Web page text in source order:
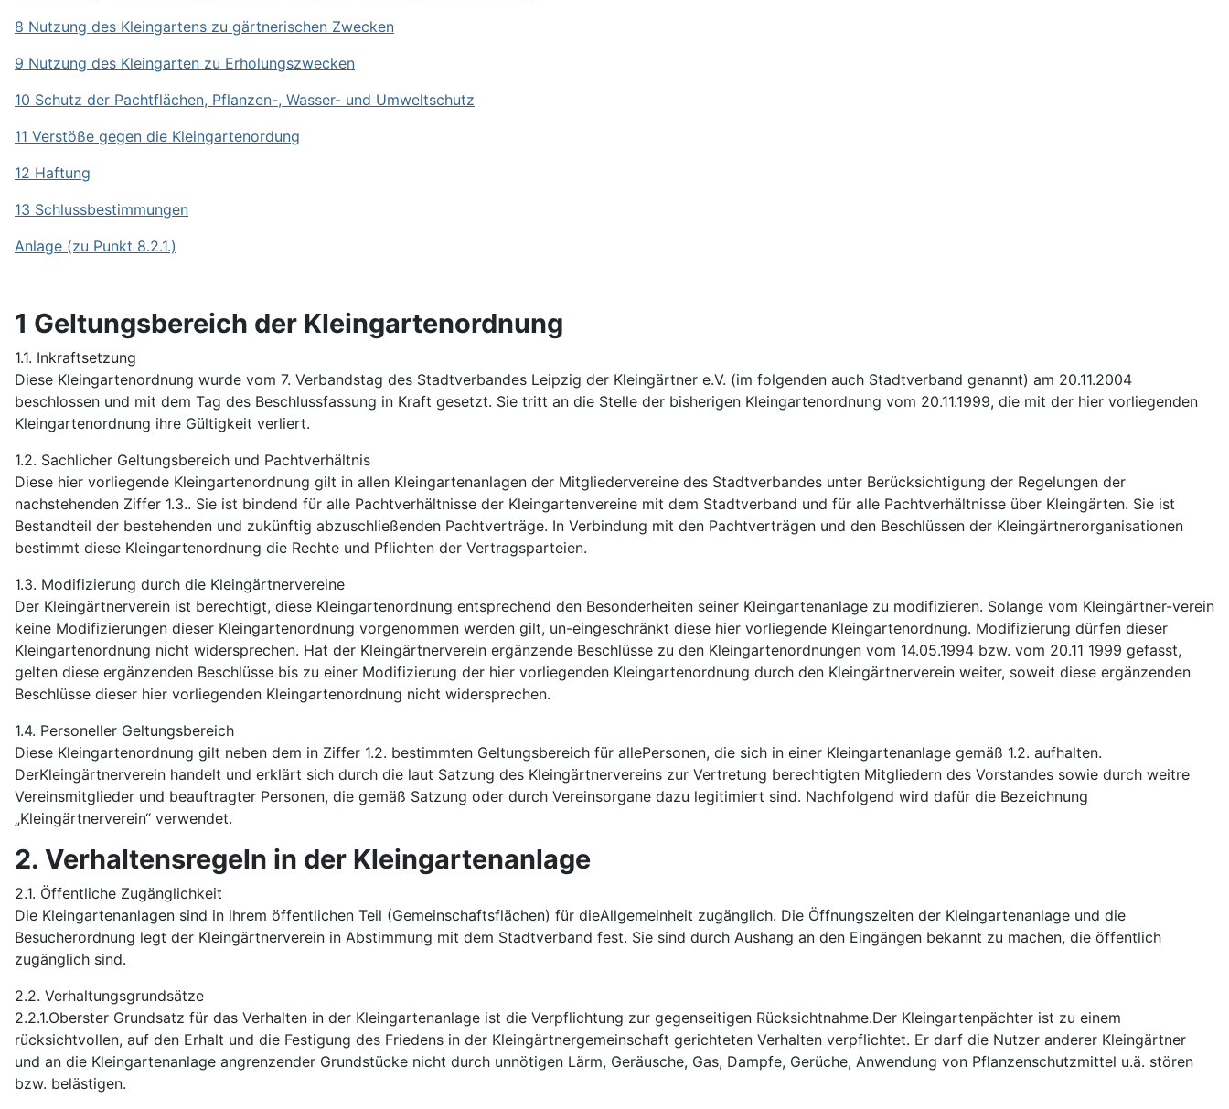
8 Nutzung des Kleingartens zu gärtnerischen Zwecken
9 Nutzung des Kleingarten zu Erholungszwecken
10 Schutz der Pachtflächen, Pflanzen-, Wasser- und Umweltschutz
11 Verstöße gegen die Kleingartenordung
12 Haftung
13 Schlussbestimmungen
Anlage (zu Punkt 8.2.1.)
1 Geltungsbereich der Kleingartenordnung
1.1. Inkraftsetzung
Diese Kleingartenordnung wurde vom 7. Verbandstag des Stadtverbandes Leipzig der Kleingärtner e.V. (im folgenden auch Stadtverband genannt) am 20.11.2004
beschlossen und mit dem Tag des Beschlussfassung in Kraft gesetzt. Sie tritt an die Stelle der bisherigen Kleingartenordnung vom 20.11.1999, die mit der hier vorliegenden
Kleingartenordnung ihre Gültigkeit verliert.
1.2. Sachlicher Geltungsbereich und Pachtverhältnis
Diese hier vorliegende Kleingartenordnung gilt in allen Kleingartenanlagen der Mitgliedervereine des Stadtverbandes unter Berücksichtigung der Regelungen der
nachstehenden Ziffer 1.3.. Sie ist bindend für alle Pachtverhältnisse der Kleingartenvereine mit dem Stadtverband und für alle Pachtverhältnisse über Kleingärten. Sie ist
Bestandteil der bestehenden und zukünftig abzuschließenden Pachtverträge. In Verbindung mit den Pachtverträgen und den Beschlüssen der Kleingärtnerorganisationen
bestimmt diese Kleingartenordnung die Rechte und Pflichten der Vertragsparteien.
1.3. Modifizierung durch die Kleingärtnervereine
Der Kleingärtnerverein ist berechtigt, diese Kleingartenordnung entsprechend den Besonderheiten seiner Kleingartenanlage zu modifizieren. Solange vom Kleingärtner-verein
keine Modifizierungen dieser Kleingartenordnung vorgenommen werden gilt, un-eingeschränkt diese hier vorliegende Kleingartenordnung. Modifizierung dürfen dieser
Kleingartenordnung nicht widersprechen. Hat der Kleingärtnerverein ergänzende Beschlüsse zu den Kleingartenordnungen vom 14.05.1994 bzw. vom 20.11 1999 gefasst,
gelten diese ergänzenden Beschlüsse bis zu einer Modifizierung der hier vorliegenden Kleingartenordnung durch den Kleingärtnerverein weiter, soweit diese ergänzenden
Beschlüsse dieser hier vorliegenden Kleingartenordnung nicht widersprechen.
1.4. Personeller Geltungsbereich
Diese Kleingartenordnung gilt neben dem in Ziffer 1.2. bestimmten Geltungsbereich für allePersonen, die sich in einer Kleingartenanlage gemäß 1.2. aufhalten.
DerKleingärtnerverein handelt und erklärt sich durch die laut Satzung des Kleingärtnervereins zur Vertretung berechtigten Mitgliedern des Vorstandes sowie durch weitre
Vereinsmitglieder und beauftragter Personen, die gemäß Satzung oder durch Vereinsorgane dazu legitimiert sind. Nachfolgend wird dafür die Bezeichnung
„Kleingärtnerverein“ verwendet.
2. Verhaltensregeln in der Kleingartenanlage
2.1. Öffentliche Zugänglichkeit
Die Kleingartenanlagen sind in ihrem öffentlichen Teil (Gemeinschaftsflächen) für dieAllgemeinheit zugänglich. Die Öffnungszeiten der Kleingartenanlage und die
Besucherordnung legt der Kleingärtnerverein in Abstimmung mit dem Stadtverband fest. Sie sind durch Aushang an den Eingängen bekannt zu machen, die öffentlich
zugänglich sind.
2.2. Verhaltungsgrundsätze
2.2.1.Oberster Grundsatz für das Verhalten in der Kleingartenanlage ist die Verpflichtung zur gegenseitigen Rücksichtnahme.Der Kleingartenpächter ist zu einem
rücksichtvollen, auf den Erhalt und die Festigung des Friedens in der Kleingärtnergemeinschaft gerichteten Verhalten verpflichtet. Er darf die Nutzer anderer Kleingärtner
und an die Kleingartenanlage angrenzender Grundstücke nicht durch unnötigen Lärm, Geräusche, Gas, Dampfe, Gerüche, Anwendung von Pflanzenschutzmittel u.ä. stören
bzw. belästigen.